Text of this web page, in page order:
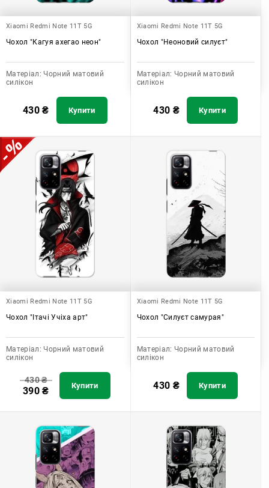
Xiaomi Redmi Note 11T 5G
Чохол "Кагуя ахегао неон"
Матеріал: Чорний матовий
силікон
430₴ Купити
Xiaomi Redmi Note 11T 5G
Чохол "Неоновий силуєт"
Матеріал: Чорний матовий
силікон
430 ₴ Купити
Xiaomi Redmi Note 11T 5G
Чохол "Ітачі Учіха арт"
Матеріал: Чорний матовий
силікон
430₴
390₴ Купити
Xiaomi Redmi Note 11T 5G
Чохол "Силуєт самурая"
Матеріал: Чорний матовий
силікон
430 ₴ Купити